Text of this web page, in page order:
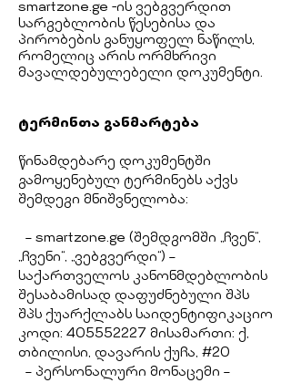
smartzone.ge -ის ვებგვერდით
სარგებლობის წესებისა და
პირობების განუყოფელ ნაწილს,
რომელიც არის ორმხრივი
მავალდებულებელი დოკუმენტი.
ტერმინთა განმარტება
წინამდებარე დოკუმენტში
გამოყენებულ ტერმინებს აქვს
შემდეგი მნიშვნელობა:
– smartzone.ge (შემდგომში „ჩვენ“,
„ჩვენი“, „ვებგვერდი“) –
საქართველოს კანონმდებლობის
შესაბამისად დაფუძნებული შპს
შპს ქუარქლაბს საიდენტიფიკაციო
კოდი: 405552227 მისამართი: ქ,
თბილისი, დავარის ქუჩა, #20
– პერსონალური მონაცემი –